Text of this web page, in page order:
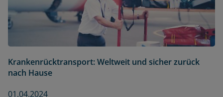
Krankenrücktransport: Weltweit und sicher zurück
nach Hause
01.04.2024